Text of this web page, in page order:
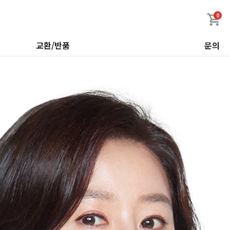
0
교환/반품 문의